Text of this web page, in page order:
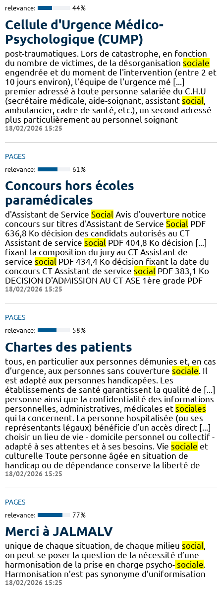
relevance: 44%
Cellule d'Urgence Médico-
Psychologique (CUMP)
post-traumatiques. Lors de catastrophe, en fonction
du nombre de victimes, de la désorganisation sociale
engendrée et du moment de l'intervention (entre 2 et
10 jours environ), l'équipe de l'urgence mé [...]
premier adressé à toute personne salariée du C.H.U
(secrétaire médicale, aide-soignant, assistant social
ambulancier, cadre de santé, etc.), un second adressé
plus particulièrement au personnel soignant
18/02/2026 15:25
PAGES
relevance: 61%
Concours hors écoles
paramédicales
d'Assistant de Service Social Avis d'ouverture notice
concours sur titres d'Assistant de Service Social PDF
636,8 Ko décision des candidats autorisés au CT
Assistant de service social PDF 404,8 Ko décision [...]
fixant la composition du jury au CT Assistant de
service social PDF 434,4 Ko décision fixant la date du
concours CT Assistant de service social PDF 383,1 Ko
DECISION D'ADMISSION AU CT ASE 1ère grade PDF
18/02/2026 15:25
PAGES
relevance: 58%
Chartes des patients
tous, en particulier aux personnes démunies et, en cas
d’urgence, aux personnes sans couverture sociale . Il
est adapté aux personnes handicapées. Les
établissements de santé garantissent la qualité de [...]
personne ainsi que la confidentialité des informations
personnelles, administratives, médicales et sociales
qui la concernent. La personne hospitalisée (ou ses
représentants légaux) bénéficie d’un accès direct [...]
choisir un lieu de vie - domicile personnel ou collectif -
adapté à ses attentes et à ses besoins. Vie sociale et
culturelle Toute personne âgée en situation de
handicap ou de dépendance conserve la liberté de
18/02/2026 15:25
PAGES
relevance: 77%
Merci à JALMALV
unique de chaque situation, de chaque milieu social,
on peut se poser la question de la nécessité d’une
harmonisation de la prise en charge psycho- sociale.
Harmonisation n’est pas synonyme d’uniformisation
18/02/2026 15:25